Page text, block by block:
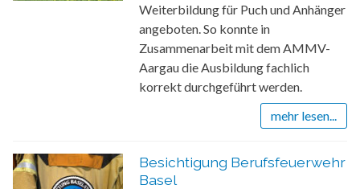
Weiterbildung für Puch und Anhänger
angeboten. So konnte in
Zusammenarbeit mit dem AMMV-
Aargau die Ausbildung fachlich
korrekt durchgeführt werden.
mehr lesen...
Besichtigung Berufsfeuerwehr
Basel